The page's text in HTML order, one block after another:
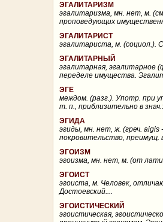
ЭГАЛИТАРИЗМ
эгалитаризма, мн. нет, м.
проповедующих
ЭГАЛИТАРИСТ
эгалитариста, м. (социол.).
ЭГАЛИТАРНЫЙ
эгалитарная, эгалитарное
переделе имущества.
ЭГЕ
междом. (разг.). Употр. при
т. п., приблизительно в
ЭГИДА
эгиды, мн. нет, ж. (греч.
покровительство, преимущ.
ЭГОИЗМ
эгоизма, мн. нет, м. (от
ЭГОИСТ
эгоиста, м. Человек,
Достоевский....
ЭГОИСТИЧЕСКИЙ
эгоистическая,